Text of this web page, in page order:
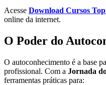
Acesse Download Cursos
online da internet.
O Poder do
O autoconhecimento é a base
profissional. Com a Jornada
ferramentas práticas para: